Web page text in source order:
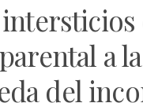
a la
del